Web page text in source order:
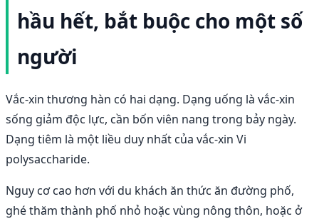
hầu hết, bắt buộc cho một số
người
Vắc-xin thương hàn có hai dạng. Dạng uống là vắc-xin
sống giảm độc lực, cần bốn viên nang trong bảy ngày.
Dạng tiêm là một liều duy nhất của vắc-xin Vi
polysaccharide.
Nguy cơ cao hơn với du khách ăn thức ăn đường phố,
ghé thăm thành phố nhỏ hoặc vùng nông thôn, hoặc ở